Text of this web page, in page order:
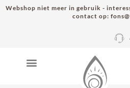
Webshop niet meer in gebruik -
contact op: